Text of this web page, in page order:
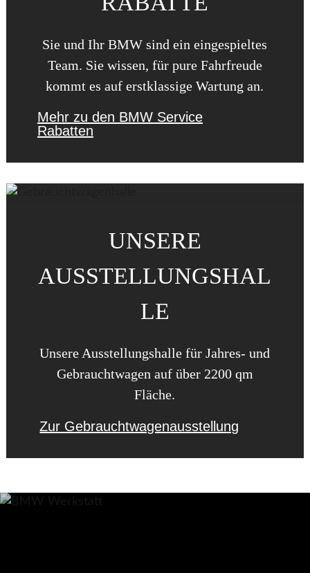
Sie und Ihr BMW sind ein eingespieltes
Team. Sie wissen, für pure Fahrfreude
kommt es auf erstklassige Wartung an.
Mehr zu den BMW Service
Rabatten
UNSERE
AUSSTELLUNGSHAL
LE
Unsere Ausstellungshalle für Jahres- und
Gebrauchtwagen auf über 2200 qm
Fläche.
Zur Gebrauchtwagenausstellung